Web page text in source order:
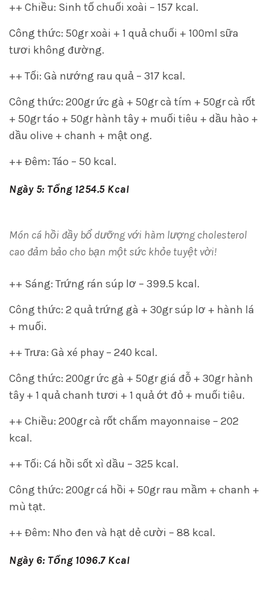
++ Chiều: Sinh tố chuối xoài – 157 kcal.
Công thức: 50gr xoài + 1 quả chuối + 100ml sữa
tươi không đường.
++ Tối: Gà nướng rau quả – 317 kcal.
Công thức: 200gr ức gà + 50gr cà tím + 50gr cà rốt
+ 50gr táo + 50gr hành tây + muối tiêu + dầu hào +
dầu olive + chanh + mật ong.
++ Đêm: Táo – 50 kcal.
Ngày 5: Tổng 1254.5 Kcal
Món cá hồi đầy bổ dưỡng với hàm lượng cholesterol
cao đảm bảo cho bạn một sức khỏe tuyệt vời!
++ Sáng: Trứng rán súp lơ – 399.5 kcal.
Công thức: 2 quả trứng gà + 30gr súp lơ + hành lá
+ muối.
++ Trưa: Gà xé phay – 240 kcal.
Công thức: 200gr ức gà + 50gr giá đỗ + 30gr hành
tây + 1 quả chanh tươi + 1 quả ớt đỏ + muối tiêu.
++ Chiều: 200gr cà rốt chấm mayonnaise – 202
kcal.
++ Tối: Cá hồi sốt xì dầu – 325 kcal.
Công thức: 200gr cá hồi + 50gr rau mầm + chanh +
mù tạt.
++ Đêm: Nho đen và hạt dẻ cười – 88 kcal.
Ngày 6: Tổng 1096.7 Kcal